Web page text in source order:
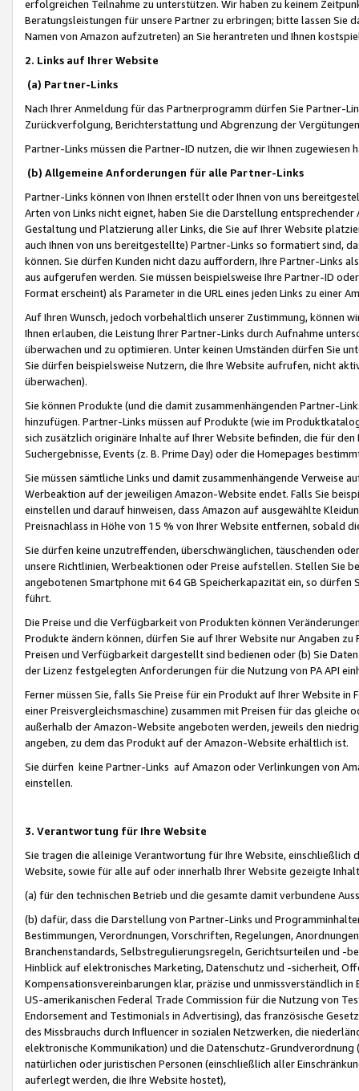
erfolgreichen Teilnahme zu unterstützen. Wir haben zu keinem
Beratungsleistungen für unsere Partner zu erbringen; bitte lassen Sie
Namen von Amazon aufzutreten) an Sie herantreten und Ihnen
2. Links auf Ihrer Website
(a) Partner-Links
Nach Ihrer Anmeldung für das Partnerprogramm dürfen Sie Partner-
Zurückverfolgung, Berichterstattung und Abgrenzung der
Partner-Links müssen die Partner-ID nutzen, die wir Ihnen zugewiesen
(b) Allgemeine Anforderungen für alle Partner-Links
Partner-Links können von Ihnen erstellt oder Ihnen von uns
Arten von Links nicht eignet, haben Sie die Darstellung
Gestaltung und Platzierung aller Links, die Sie auf Ihrer Website
auch Ihnen von uns bereitgestellte) Partner-Links so formatiert sind,
können. Sie dürfen Kunden nicht dazu auffordern, Ihre Partner-Links
aus aufgerufen werden. Sie müssen beispielsweise Ihre Partner-ID
Format erscheint) als Parameter in die URL eines jeden Links zu einer
Auf Ihren Wunsch, jedoch vorbehaltlich unserer Zustimmung, können
Ihnen erlauben, die Leistung Ihrer Partner-Links durch Aufnahme
überwachen und zu optimieren. Unter keinen Umständen dürfen Sie
Sie dürfen beispielsweise Nutzern, die Ihre Website aufrufen, nicht
überwachen).
Sie können Produkte (und die damit zusammenhängenden Partner-
hinzufügen. Partner-Links müssen auf Produkte (wie im
sich zusätzlich originäre Inhalte auf Ihrer Website befinden, die für
Suchergebnisse, Events (z. B. Prime Day) oder die Homepages
Sie müssen sämtliche Links und damit zusammenhängende
Werbeaktion auf der jeweiligen Amazon-Website endet. Falls Sie
einstellen und darauf hinweisen, dass Amazon auf ausgewählte
Preisnachlass in Höhe von 15 % von Ihrer Website entfernen, sobald
Sie dürfen keine unzutreffenden, überschwänglichen, täuschenden
unsere Richtlinien, Werbeaktionen oder Preise aufstellen. Stellen Sie
angebotenen Smartphone mit 64 GB Speicherkapazität ein, so dürfen
führt.
Die Preise und die Verfügbarkeit von Produkten können
Produkte ändern können, dürfen Sie auf Ihrer Website nur Angaben
Preisen und Verfügbarkeit dargestellt sind bedienen oder (b) Sie
der Lizenz festgelegten Anforderungen für die Nutzung von PA API
Ferner müssen Sie, falls Sie Preise für ein Produkt auf Ihrer Website
einer Preisvergleichsmaschine) zusammen mit Preisen für das
außerhalb der Amazon-Website angeboten werden, jeweils den
angeben, zu dem das Produkt auf der Amazon-Website erhältlich ist.
Sie dürfen keine Partner-Links auf Amazon oder Verlinkungen von
einstellen.
3. Verantwortung für Ihre Website
Sie tragen die alleinige Verantwortung für Ihre Website,
Website, sowie für alle auf oder innerhalb Ihrer Website gezeigte
(a) für den technischen Betrieb und die gesamte damit verbundene
(b) dafür, dass die Darstellung von Partner-Links und
Bestimmungen, Verordnungen, Vorschriften, Regelungen,
Branchenstandards, Selbstregulierungsregeln, Gerichtsurteilen und -
Hinblick auf elektronisches Marketing, Datenschutz und -sicherheit,
Kompensationsvereinbarungen klar, präzise und unmissverständlich
US-amerikanischen Federal Trade Commission für die Nutzung von
Endorsement and Testimonials in Advertising), das französische
des Missbrauchs durch Influencer in sozialen Netzwerken, die
elektronische Kommunikation) und die Datenschutz-
natürlichen oder juristischen Personen (einschließlich aller
auferlegt werden, die Ihre Website hostet),